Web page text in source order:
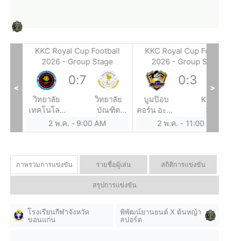
KKC Royal Cup Football
2026 - Group Stage
วิทยาลัย
เทคโนโลยี
ภูเวียง
พณิชยการ
0:7
วิทยาลัย
บัณฑิต
เอเซีย
2 พ.ค. - 9:00 AM
KKC Royal Cup
2026 - Group Stage
บูมป๊อบ
คอร์น อะคา
เดมี่
0:3
KDC x
2 พ.ค. - 11:00 AM
< >
ภาพรวมการแข่งขัน รายชื่อผู้เล่น สถิติการแข่งขัน
สรุปการแข่งขัน
โรงเรียนกีฬาจังหวัด
ขอนแก่น
พิพัฒน์ยานยนต์ X ต้นหญ้า
สปอร์ต